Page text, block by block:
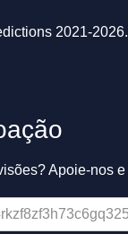
2021-
Apoie-nos